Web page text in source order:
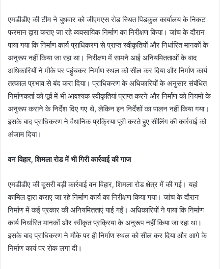
एमडीडीए की टीम ने बुधवार को जीएमएस रोड स्थित पिडकुल कार्यालय के निकट
फरमान द्वारा कराए जा रहे व्यवसायिक निर्माण का निरीक्षण किया। जांच के दौरान
पाया गया कि निर्माण कार्य प्राधिकरण से प्राप्त स्वीकृतियों और निर्धारित मानकों के
अनुरूप नहीं किया जा रहा था। निरीक्षण में सामने आई अनियमितताओं के बाद
अधिकारियों ने मौके पर पहुंचकर निर्माण स्थल को सील कर दिया और निर्माण कार्य
तत्काल प्रभाव से बंद करा दिया। प्राधिकरण के अधिकारियों के अनुसार संबंधित
निर्माणकर्ता को पूर्व में भी आवश्यक स्वीकृतियां प्राप्त करने और निर्माण को नियमों के
अनुरूप कराने के निर्देश दिए गए थे, लेकिन इन निर्देशों का पालन नहीं किया गया।
इसके बाद प्राधिकरण ने वैधानिक प्रक्रिया पूरी करते हुए सीलिंग की कार्रवाई को
अंजाम दिया।
वन विहार, शिमला रोड में भी गिरी कार्रवाई की गाज
एमडीडीए की दूसरी बड़ी कार्रवाई वन विहार, शिमला रोड क्षेत्र में की गई। यहां
कामिल द्वारा कराए जा रहे निर्माण कार्य का निरीक्षण किया गया। जांच के दौरान
निर्माण में कई प्रकार की अनियमितताएं पाई गईं। अधिकारियों ने पाया कि निर्माण
कार्य निर्धारित मानकों और स्वीकृत प्रक्रिया के अनुरूप नहीं किया जा रहा था।
इसके बाद प्राधिकरण ने मौके पर ही निर्माण स्थल को सील कर दिया और आगे के
निर्माण कार्य पर रोक लगा दी।